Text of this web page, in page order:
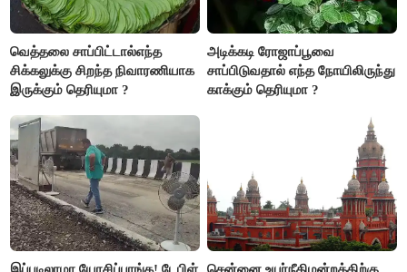
வெத்தலை சாப்பிட்டால்எந்த
சிக்கலுக்கு சிறந்த நிவாரணியாக
இருக்கும் தெரியுமா ?
அடிக்கடி ரோஜாப்பூவை
சாப்பிடுவதால் எந்த நோயிலிருந்து
காக்கும் தெரியுமா ?
இப்படிலாமா யோசிப்பாங்க! டேபிள்
சென்னை உயர்நீதிமன்றத்திற்கு